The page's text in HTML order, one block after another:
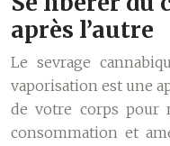
après l’autre
Le sevrage
vaporisation est une
de votre corps pour
consommation et